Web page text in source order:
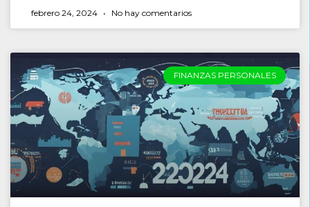
febrero 24, 2024 No hay comentarios
FINANZAS PERSONALES